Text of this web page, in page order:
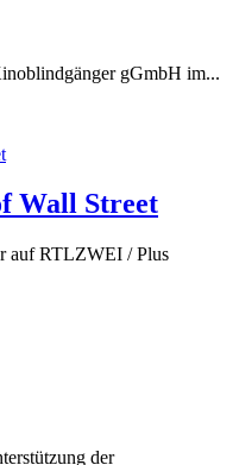
gGmbH im...
Wall Street
auf RTLZWEI / Plus
der